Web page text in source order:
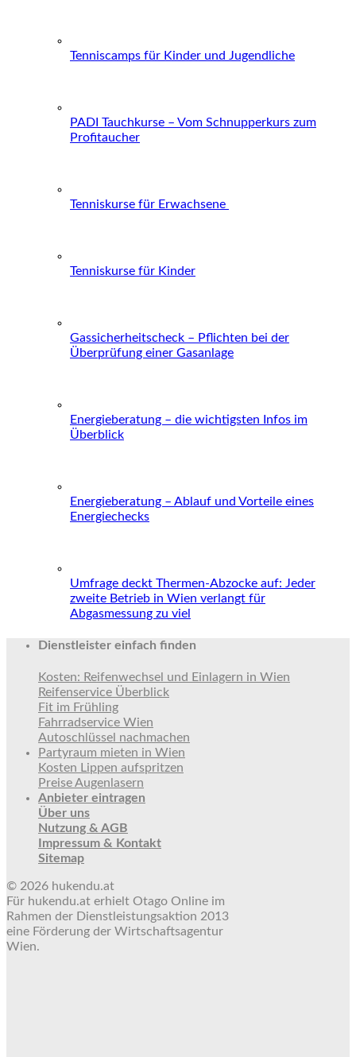
Tenniscamps für Kinder und Jugendliche
PADI Tauchkurse – Vom Schnupperkurs zum
Profitaucher
Tenniskurse für Erwachsene
Tenniskurse für Kinder
Gassicherheitscheck – Pflichten bei der
Überprüfung einer Gasanlage
Energieberatung – die wichtigsten Infos im
Überblick
Energieberatung – Ablauf und Vorteile eines
Energiechecks
Umfrage deckt Thermen-Abzocke auf: Jeder
zweite Betrieb in Wien verlangt für
Abgasmessung zu viel
Dienstleister einfach finden
Kosten: Reifenwechsel und Einlagern in Wien
Reifenservice Überblick
Fit im Frühling
Fahrradservice Wien
Autoschlüssel nachmachen
Partyraum mieten in Wien
Kosten Lippen aufspritzen
Preise Augenlasern
Anbieter eintragen
Über uns
Nutzung & AGB
Impressum & Kontakt
Sitemap
© 2026 hukendu.at
Für hukendu.at erhielt Otago Online im
Rahmen der Dienstleistungsaktion 2013
eine Förderung der Wirtschaftsagentur
Wien.